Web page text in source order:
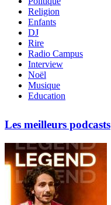
Religion
Enfants
DJ
Rire
Radio Campus
Interview
Noël
Musique
Education
Les meilleurs podcasts